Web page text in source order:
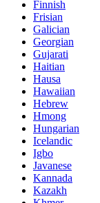
Finnish
Frisian
Galician
Georgian
Gujarati
Haitian
Hausa
Hawaiian
Hebrew
Hmong
Hungarian
Icelandic
Igbo
Javanese
Kannada
Kazakh